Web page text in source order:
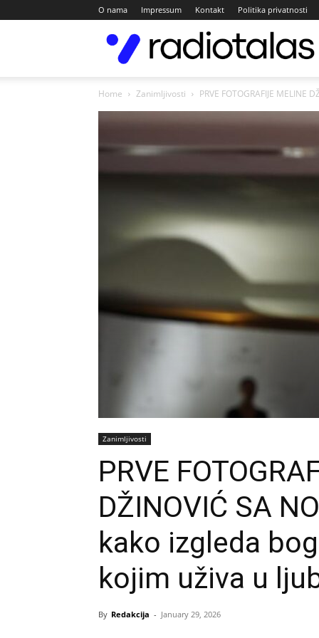
O nama Impressum Kontakt Politika privatnosti
Home Zanimljivosti PRVE FOTOGRAFIJE
Zanimljivosti
PRVE
DŽINOVIĆ SA
kako izgleda
kojim uživa u
By Redakcija - January 29, 2026